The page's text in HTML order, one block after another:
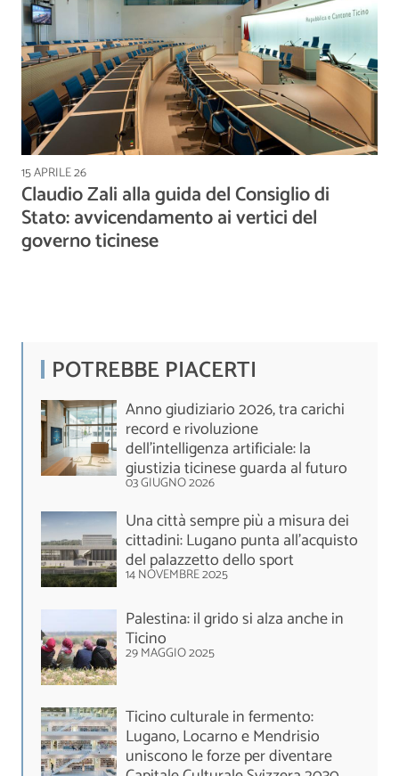
15 APRILE 26
Claudio Zali alla guida del Consiglio di
Stato: avvicendamento ai vertici del
governo ticinese
POTREBBE PIACERTI
Anno giudiziario 2026, tra carichi
record e rivoluzione
dell’intelligenza artificiale: la
giustizia ticinese guarda al futuro
03 GIUGNO 2026
Una città sempre più a misura dei
cittadini: Lugano punta all’acquisto
del palazzetto dello sport
14 NOVEMBRE 2025
Palestina: il grido si alza anche in
Ticino
29 MAGGIO 2025
Ticino culturale in fermento:
Lugano, Locarno e Mendrisio
uniscono le forze per diventare